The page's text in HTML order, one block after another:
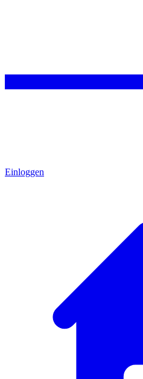
Einloggen